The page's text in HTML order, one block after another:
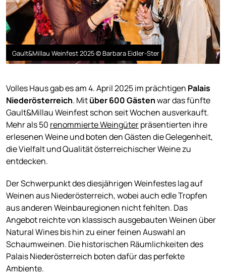
Gault&Millau Weinfest 2025 © Barbara Eidler-Ster
Volles Haus gab es am 4. April 2025 im prächtigen Palais
Niederösterreich. Mitüber 600 Gästenwar das fünfte
Gault&Millau Weinfest schon seit Wochen ausverkauft.
Mehr als 50 renommierte Weingüterpräsentierten ihre
erlesenen Weine und boten den Gästen die Gelegenheit,
die Vielfalt und Qualität österreichischer Weine zu
entdecken.
Der Schwerpunkt des diesjährigen Weinfestes lag auf
Weinen aus Niederösterreich, wobei auch edle Tropfen
aus anderen Weinbauregionen nicht fehlten. Das
Angebot reichte von klassisch ausgebauten Weinen über
Natural Wines bis hin zu einer feinen Auswahl an
Schaumweinen. Die historischen Räumlichkeiten des
Palais Niederösterreich boten dafür das perfekte
Ambiente.